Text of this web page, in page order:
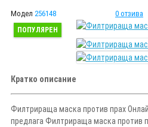
Модел 256148 0 отзива
ПОПУЛЯРЕН
Кратко описание
Филтрираща маска против прах
предлага Филтрираща маска против